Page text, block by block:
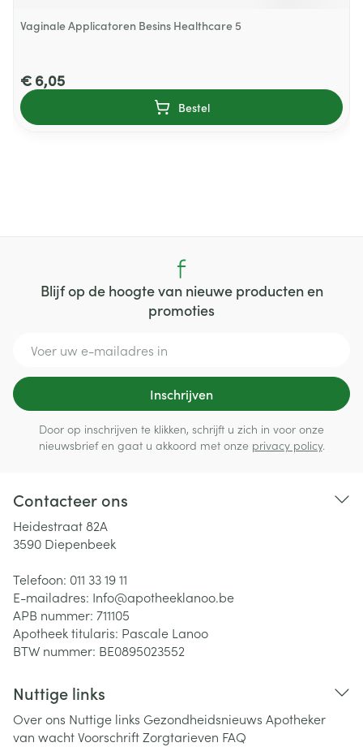
Vaginale Applicatoren Besins Healthcare 5
€ 6,05
Bestel
Blijf op de hoogte van nieuwe producten en
promoties
Inschrijven
Door op inschrijven te klikken, schrijft u zich in voor onze
nieuwsbrief en gaat u akkoord met onze privacy policy.
Contacteer ons
Heidestraat 82A
3590 Diepenbeek
Telefoon: 011 33 19 11
E-mailadres: Info@apotheeklanoo.be
APB nummer: 711105
Apotheek titularis: Pascale Lanoo
BTW nummer: BE0895023552
Nuttige links
Over ons Nuttige links Gezondheidsnieuws Apotheker
van wachtVoorschriftZorgtarieven FAQ